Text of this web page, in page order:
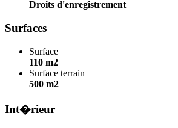
Droits d'enregistrement
Surfaces
Surface
110 m2
Surface terrain
500 m2
Int�rieur